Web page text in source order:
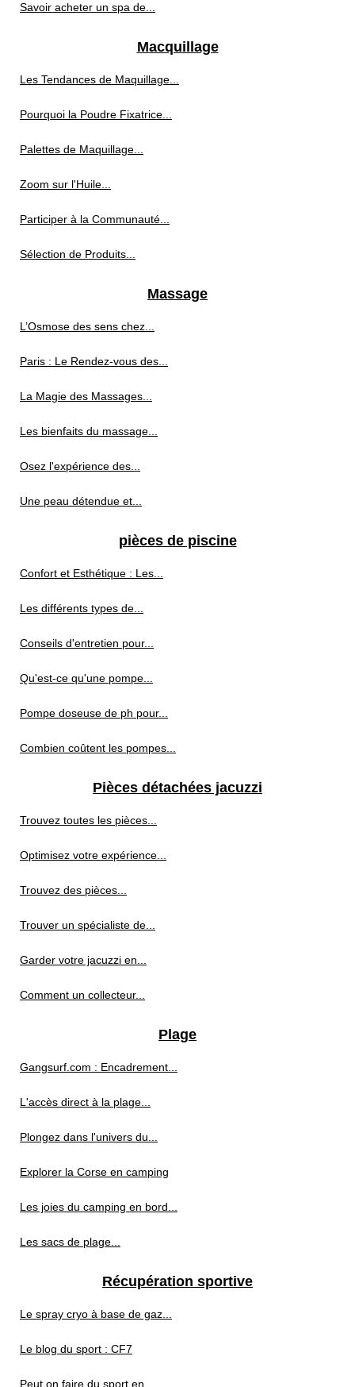
Savoir acheter un spa de...
Macquillage
Les Tendances de Maquillage...
Pourquoi la Poudre Fixatrice...
Palettes de Maquillage...
Zoom sur l'Huile...
Participer à la Communauté...
Sélection de Produits...
Massage
L’Osmose des sens chez...
Paris : Le Rendez-vous des...
La Magie des Massages...
Les bienfaits du massage...
Osez l'expérience des...
Une peau détendue et...
pièces de piscine
Confort et Esthétique : Les...
Les différents types de...
Conseils d'entretien pour...
Qu'est-ce qu'une pompe...
Pompe doseuse de ph pour...
Combien coûtent les pompes...
Pièces détachées jacuzzi
Trouvez toutes les pièces...
Optimisez votre expérience...
Trouvez des pièces...
Trouver un spécialiste de...
Garder votre jacuzzi en...
Comment un collecteur...
Plage
Gangsurf.com : Encadrement...
L'accès direct à la plage...
Plongez dans l'univers du...
Explorer la Corse en camping
Les joies du camping en bord...
Les sacs de plage...
Récupération sportive
Le spray cryo à base de gaz...
Le blog du sport : CF7
Peut on faire du sport en...